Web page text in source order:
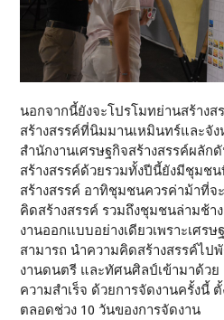
นอกจากนี้ยังจะโปรโมทย่านสร้างส
สร้างสรรค์ที่นิมมานเหมินทร์และจั
สำนักงานเศรษฐกิจสร้างสรรค์ผลัก
สร้างสรรค์ด้วยรวมทั้งปีนี้ยังมีชุมช
สร้างสรรค์ อาทิชุมชนควรค่าม้าที่
คิดสร้างสรรค์ รวมถึงชุมชนล่ามช้า
งานออกแบบอย่างเดียวเพราะเศร
สามารถ นำความคิดสร้างสรรค์ไป
งานดนตรี และทัศนศิลป์เข้ามาด้วย
ความสำเร็จ ด้วยการจัดงานครั้งนี้
ตลอดช่วง 10 วันของการจัดงาน